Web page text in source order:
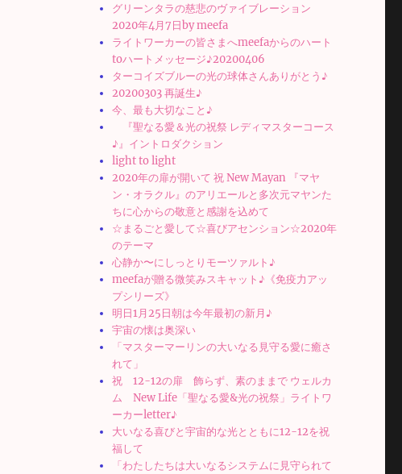
グリーンタラの慈悲のヴァイブレーション
2020年4月7日by meefa
ライトワーカーの皆さまへmeefaからのハート
toハートメッセージ♪20200406
ターコイズブルーの光の球体さんありがとう♪
20200303 再誕生♪
今、最も大切なこと♪
『聖なる愛＆光の祝祭 レディマスターコース
♪』イントロダクション
light to light
2020年の扉が開いて 祝 New Mayan 『マヤ
ン・オラクル』のアリエールと多次元マヤンた
ちに心からの敬意と感謝を込めて
☆まるごと愛して☆喜びアセンション☆2020年
のテーマ
心静か〜にしっとりモーツァルト♪
meefaが贈る微笑みスキャット♪《免疫力アッ
プシリーズ》
明日1月25日朝は今年最初の新月♪
宇宙の懐は奥深い
「マスターマーリンの大いなる見守る愛に癒さ
れて」
祝 12-12の扉 飾らず、素のままで ウェルカ
ム New Life「聖なる愛&光の祝祭」ライトワ
ーカーletter♪
大いなる喜びと宇宙的な光とともに12-12を祝
福して
「わたしたちは大いなるシステムに見守られて